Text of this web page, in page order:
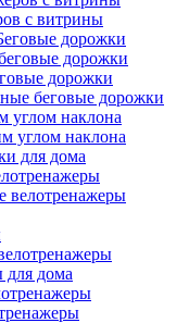
с витрины
дорожки
дорожки
дорожки
беговые дорожки
углом наклона
углом наклона
для дома
велотренажеры
для дома